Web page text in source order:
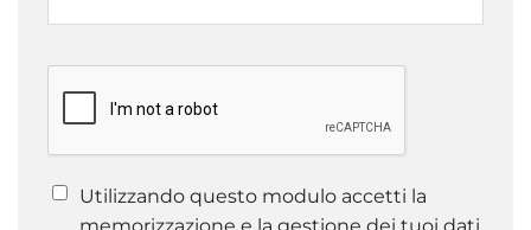
Utilizzando questo modulo accetti la